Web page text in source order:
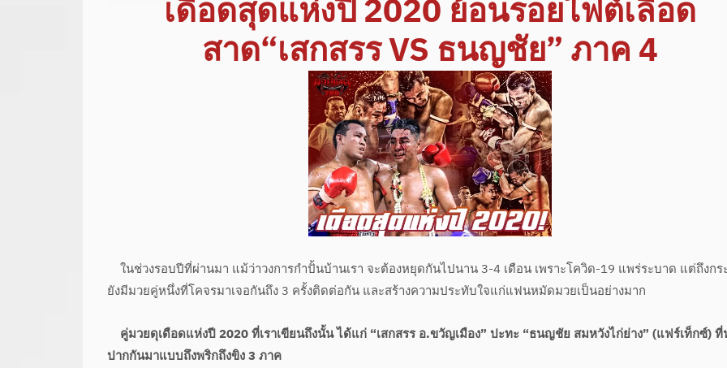
เดือดสุดแห่งปี 2020 ย้อนรอยไฟต์เลือด
สาด“เสกสรร VS ธนญชัย” ภาค 4
ในช่วงรอบปีที่ผ่านมา แม้ว่าวงการกำปั้นบ้านเรา จะต้องหยุดกันไปนาน 3-4 เดือน เพราะโควิด-19 แพร่ระบาด แต่ถึงก
ยังมีมวยคู่หนึ่งที่โคจรมาเจอกันถึง 3 ครั้งติดต่อกัน และสร้างความประทับใจแก่แฟนหมัดมวยเป็นอย่างมาก
คู่มวยดุเดือดแห่งปี 2020 ที่เราเขียนถึงนั้น ได้แก่ “เสกสรร อ.ขวัญเมือง” ปะทะ “ธนญชัย สมหวังไก่ย่าง” (แฟร์เท็กซ์)
ปากกันมาแบบถึงพริกถึงขิง 3 ภาค